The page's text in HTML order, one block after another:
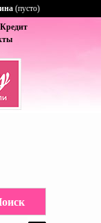
Кредит
(пусто)